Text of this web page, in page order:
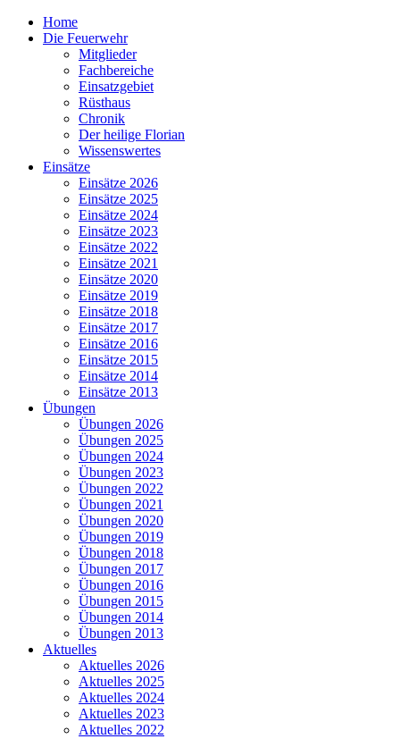
Home
Die Feuerwehr
Mitglieder
Fachbereiche
Einsatzgebiet
Rüsthaus
Chronik
Der heilige Florian
Wissenswertes
Einsätze
Einsätze 2026
Einsätze 2025
Einsätze 2024
Einsätze 2023
Einsätze 2022
Einsätze 2021
Einsätze 2020
Einsätze 2019
Einsätze 2018
Einsätze 2017
Einsätze 2016
Einsätze 2015
Einsätze 2014
Einsätze 2013
Übungen
Übungen 2026
Übungen 2025
Übungen 2024
Übungen 2023
Übungen 2022
Übungen 2021
Übungen 2020
Übungen 2019
Übungen 2018
Übungen 2017
Übungen 2016
Übungen 2015
Übungen 2014
Übungen 2013
Aktuelles
Aktuelles 2026
Aktuelles 2025
Aktuelles 2024
Aktuelles 2023
Aktuelles 2022